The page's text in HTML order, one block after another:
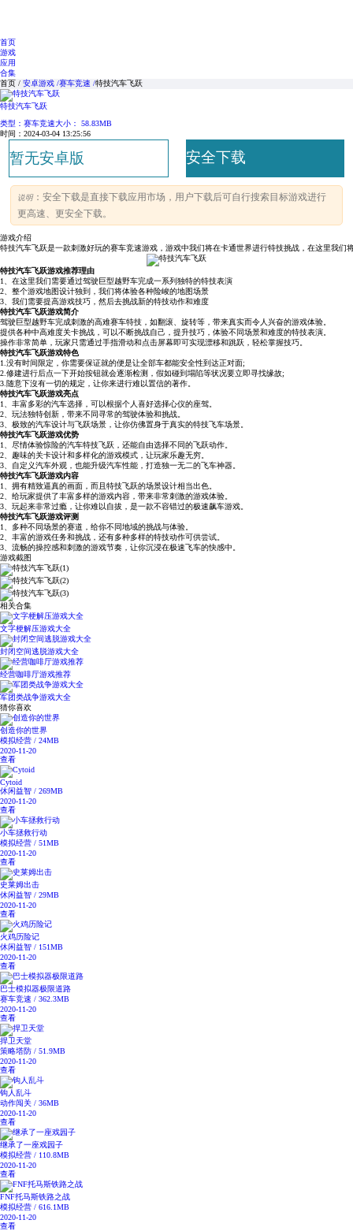
首页
游戏
应用
合集
首页 / 安卓游戏 /赛车竞速 /特技汽车飞跃
特技汽车飞跃
类型：赛车竞速大小： 58.83MB
时间：2024-03-04 13:25:56
暂无安卓版 安全下载
说明：安全下载是直接下载应用市场，用户下载后可自行搜索目标游戏进行
更高速、更安全下载。
游戏介绍
特技汽车飞跃是一款刺激好玩的赛车竞速游戏，游戏中我们将在卡通世界进行特技挑战，在这里我
特技汽车飞跃游戏推荐理由
1、在这里我们需要通过驾驶巨型越野车完成一系列独特的特技表演
2、整个游戏地图设计独到，我们将体验各种险峻的地图场景
3、我们需要提高游戏技巧，然后去挑战新的特技动作和难度
特技汽车飞跃游戏简介
驾驶巨型越野车完成刺激的高难赛车特技，如翻滚、旋转等，带来真实而令人兴奋的游戏体验。
提供各种中高难度关卡挑战，可以不断挑战自己，提升技巧，体验不同场景和难度的特技表演。
操作非常简单，玩家只需通过手指滑动和点击屏幕即可实现漂移和跳跃，轻松掌握技巧。
特技汽车飞跃游戏特色
1.没有时间限定，你需要保证就的便是让全部车都能安全性到达正对面;
2.修建进行后点一下开始按钮就会逐渐检测，假如碰到塌陷等状况要立即寻找缘故;
3.随意下沒有一切的规定，让你来进行难以置信的著作。
特技汽车飞跃游戏亮点
1、丰富多彩的汽车选择，可以根据个人喜好选择心仪的座驾。
2、玩法独特创新，带来不同寻常的驾驶体验和挑战。
3、极致的汽车设计与飞跃场景，让你仿佛置身于真实的特技飞车场景。
特技汽车飞跃游戏优势
1、尽情体验惊险的汽车特技飞跃，还能自由选择不同的飞跃动作。
2、趣味的关卡设计和多样化的游戏模式，让玩家乐趣无穷。
3、自定义汽车外观，也能升级汽车性能，打造独一无二的飞车神器。
特技汽车飞跃游戏内容
1、拥有精致逼真的画面，而且特技飞跃的场景设计相当出色。
2、给玩家提供了丰富多样的游戏内容，带来非常刺激的游戏体验。
3、玩起来非常过瘾，让你难以自拔，是一款不容错过的极速飙车游戏。
特技汽车飞跃游戏评测
1、多种不同场景的赛道，给你不同地域的挑战与体验。
2、丰富的游戏任务和挑战，还有多种多样的特技动作可供尝试。
3、流畅的操控感和刺激的游戏节奏，让你沉浸在极速飞车的快感中。
游戏截图
相关合集
文字梗解压游戏大全
封闭空间逃脱游戏大全
经营咖啡厅游戏推荐
军团类战争游戏大全
猜你喜欢
创造你的世界
模拟经营 / 24MB
2020-11-20
查看
Cytoid
休闲益智 / 269MB
2020-11-20
查看
小车拯救行动
模拟经营 / 51MB
2020-11-20
查看
史莱姆出击
休闲益智 / 29MB
2020-11-20
查看
火鸡历险记
休闲益智 / 151MB
2020-11-20
查看
巴士模拟器极限道路
赛车竞速 / 362.3MB
2020-11-20
查看
捍卫天堂
策略塔防 / 51.9MB
2020-11-20
查看
钩人乱斗
动作闯关 / 36MB
2020-11-20
查看
继承了一座戏园子
模拟经营 / 110.8MB
2020-11-20
查看
FNF托马斯铁路之战
模拟经营 / 616.1MB
2020-11-20
查看